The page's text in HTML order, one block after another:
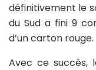
définitivement le
du Sud a fini 9
d’un carton rouge.
Avec ce succès,